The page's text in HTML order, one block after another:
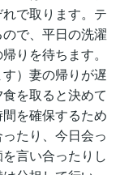
で取ります。テ
で、平日の洗濯
りを待ちます。
）妻の帰りが遅
を取ると決めて
を確保するため
たり、今日会っ
言い合ったりし